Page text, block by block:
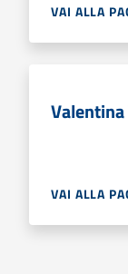
VAI ALLA
VAI ALLA